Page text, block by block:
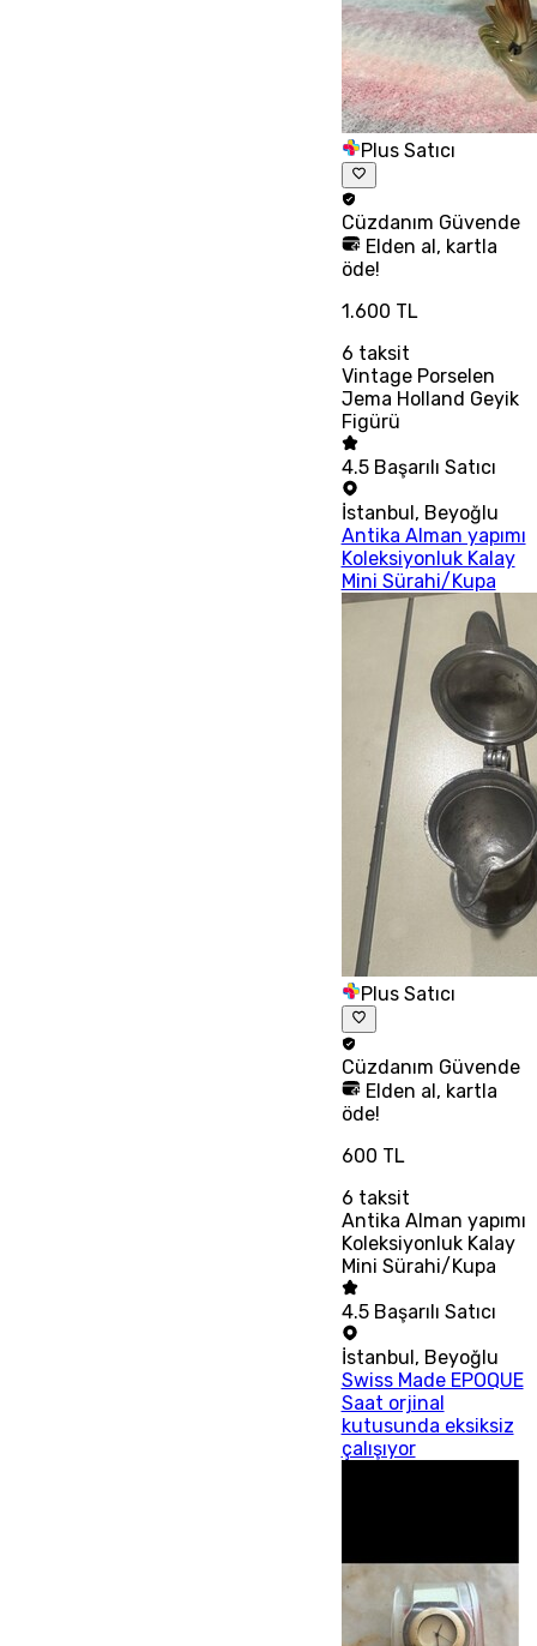
Plus Satıcı
Cüzdanım Güvende
Elden al, kartla
öde!
1.600 TL
6 taksit
Vintage Porselen
Jema Holland Geyik
Figürü
4.5 Başarılı Satıcı
İstanbul , Beyoğlu
Antika Alman yapımı
Koleksiyonluk Kalay
Mini Sürahi/Kupa
Plus Satıcı
Cüzdanım Güvende
Elden al, kartla
öde!
600 TL
6 taksit
Antika Alman yapımı
Koleksiyonluk Kalay
Mini Sürahi/Kupa
4.5 Başarılı Satıcı
İstanbul, Beyoğlu
Swiss Made EPOQUE
Saat orjinal
kutusunda eksiksiz
çalışıyor